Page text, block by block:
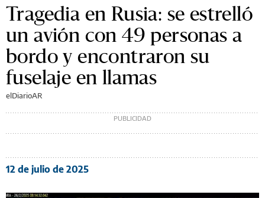
Tragedia en Rusia: se estrelló
un avión con 49 personas a
bordo y encontraron su
fuselaje en llamas
elDiarioAR
12 de julio de 2025